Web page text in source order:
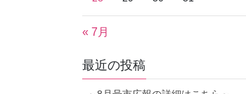
« 7月
最近の投稿